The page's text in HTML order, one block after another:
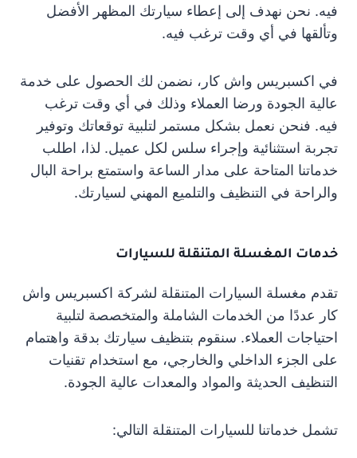
فيه. نحن نهدف إلى إعطاء سيارتك المظهر الأفضل
وتألقها في أي وقت ترغب فيه.
في اكسبريس واش كار، نضمن لك الحصول على خدمة
عالية الجودة ورضا العملاء وذلك في أي وقت ترغب
فيه. فنحن نعمل بشكل مستمر لتلبية توقعاتك وتوفير
تجربة استثنائية وإجراء سلس لكل عميل. لذا، اطلب
خدماتنا المتاحة على مدار الساعة واستمتع براحة البال
والراحة في التنظيف والتلميع المهني لسيارتك.
خدمات المغسلة المتنقلة للسيارات
تقدم مغسلة السيارات المتنقلة لشركة اكسبريس واش
كار عددًا من الخدمات الشاملة والمتخصصة لتلبية
احتياجات العملاء. سنقوم بتنظيف سيارتك بدقة واهتمام
على الجزء الداخلي والخارجي، مع استخدام تقنيات
التنظيف الحديثة والمواد والمعدات عالية الجودة.
تشمل خدماتنا للسيارات المتنقلة التالي: